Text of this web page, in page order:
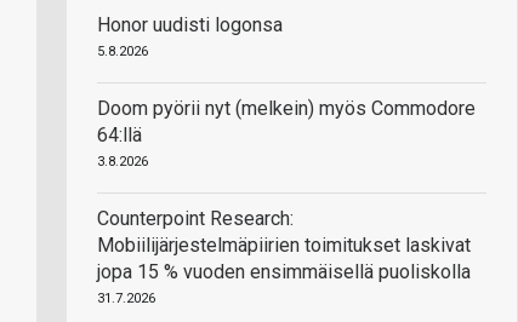
Honor uudisti logonsa
5.8.2026
Doom pyörii nyt (melkein) myös Commodore
64:llä
3.8.2026
Counterpoint Research:
Mobiilijärjestelmäpiirien toimitukset laskivat
jopa 15 % vuoden ensimmäisellä puoliskolla
31.7.2026